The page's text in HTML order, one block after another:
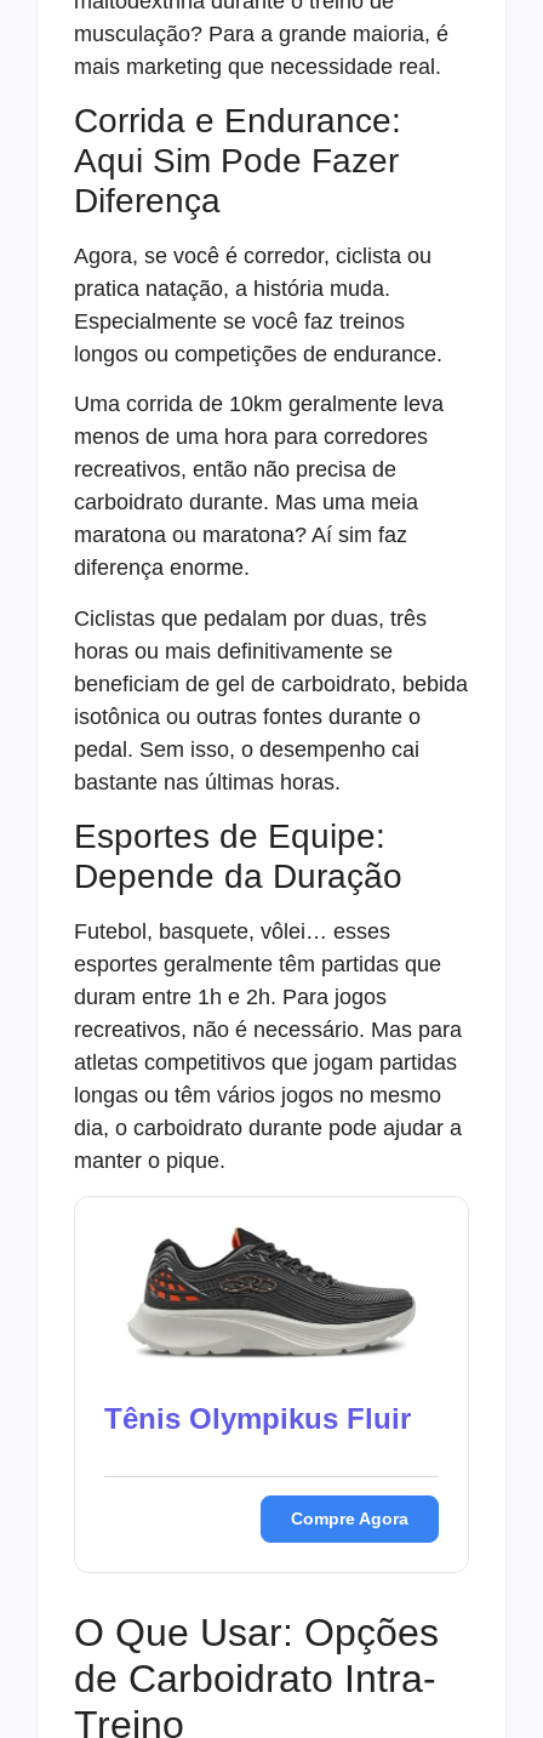
musculação? Para a grande maioria, é
mais marketing que necessidade real.
Corrida e Endurance:
Aqui Sim Pode Fazer
Diferença
Agora, se você é corredor, ciclista ou
pratica natação, a história muda.
Especialmente se você faz treinos
longos ou competições de endurance.
Uma corrida de 10km geralmente leva
menos de uma hora para corredores
recreativos, então não precisa de
carboidrato durante. Mas uma meia
maratona ou maratona? Aí sim faz
diferença enorme.
Ciclistas que pedalam por duas, três
horas ou mais definitivamente se
beneficiam de gel de carboidrato, bebida
isotônica ou outras fontes durante o
pedal. Sem isso, o desempenho cai
bastante nas últimas horas.
Esportes de Equipe:
Depende da Duração
Futebol, basquete, vôlei… esses
esportes geralmente têm partidas que
duram entre 1h e 2h. Para jogos
recreativos, não é necessário. Mas para
atletas competitivos que jogam partidas
longas ou têm vários jogos no mesmo
dia, o carboidrato durante pode ajudar a
manter o pique.
Tênis Olympikus Fluir
Compre Agora
O Que Usar: Opções
de Carboidrato Intra-
Treino